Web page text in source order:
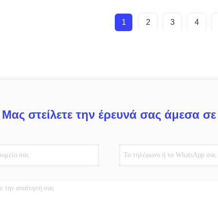
1 2 3 4
Μας στείλετε την έρευνά σας άμεσα σε